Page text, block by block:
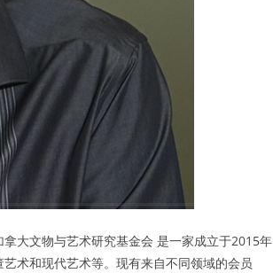
大文物与艺术研究基金会 是一家成立于2015年
术和现代艺术等。现有来自不同领域的会员